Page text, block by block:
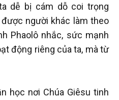
dễ bị cám dỗ coi trọng
người khác làm theo
Phaolô nhắc, sức mạnh
động riêng của ta, mà từ
học nơi Chúa Giêsu tinh